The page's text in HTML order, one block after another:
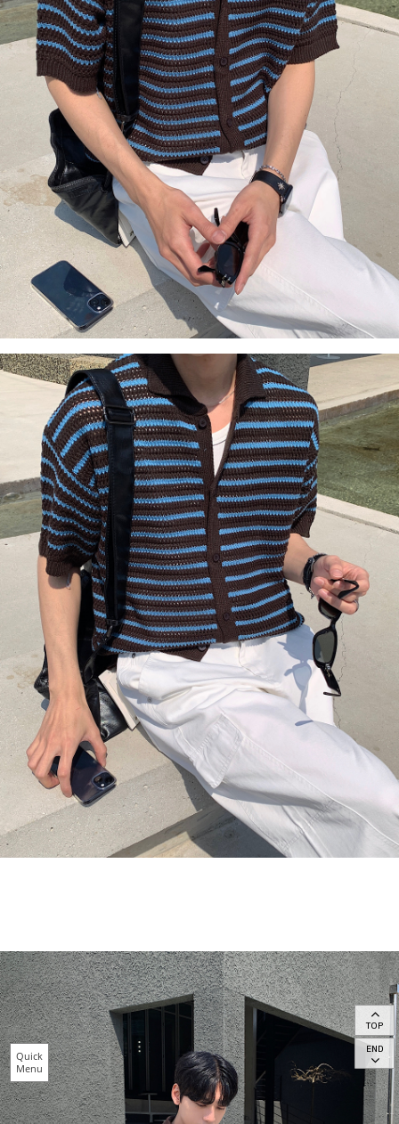
Quick
Menu
TOP
END